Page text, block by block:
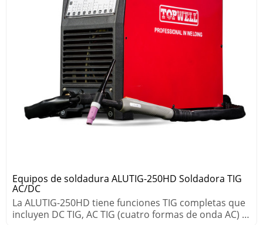
Equipos de soldadura ALUTIG-250HD Soldadora TIG
AC/DC
La ALUTIG-250HD tiene funciones TIG completas que
incluyen DC TIG, AC TIG (cuatro formas de onda AC) y